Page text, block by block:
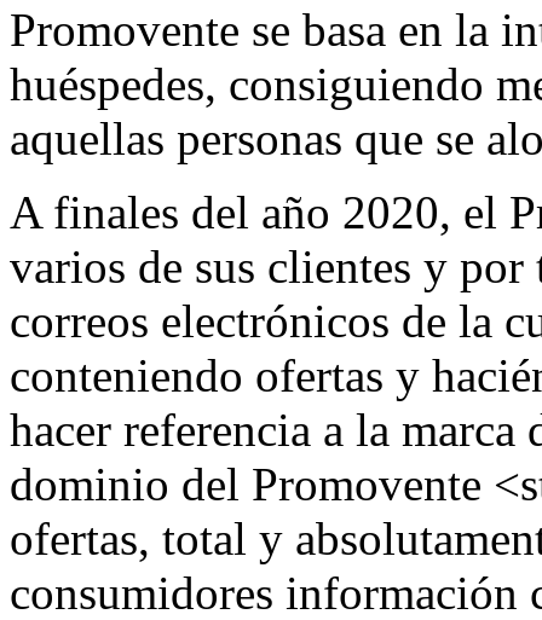
Promovente se basa en la
huéspedes, consiguiendo
aquellas personas que se
A finales del año 2020, el
varios de sus clientes y
correos electrónicos de la
conteniendo ofertas y
hacer referencia a la
dominio del Promovente
ofertas, total y
consumidores información